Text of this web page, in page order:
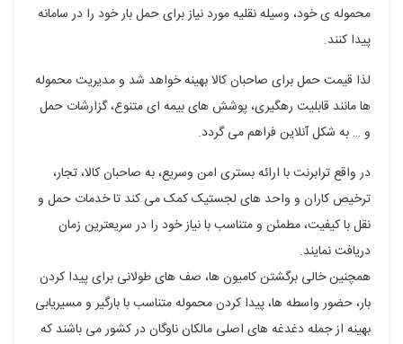
فیسبوکگوگل
پلاس
محموله ی خود، وسیله نقلیه مورد نیاز برای حمل بار خود را در سامانه
پیدا کنند.
لذا قیمت حمل برای صاحبان کالا بهینه خواهد شد و مدیریت محموله
ها مانند قابلیت رهگیری، پوشش های بیمه ای متنوع، گزارشات حمل
و … به شکل آنلاین فراهم می گردد.
در واقع ترابرنت با ارائه بستری امن وسریع، به صاحبان کالا، تجار،
ترخیص کاران و واحد های لجستیک کمک می کند تا خدمات حمل و
نقل با کیفیت، مطمئن و متناسب با نیاز خود را در سریعترین زمان
دریافت نمایند.
همچنین خالی برگشتن کامیون ها، صف های طولانی برای پیدا کردن
بار، حضور واسطه ها، پیدا کردن محموله متناسب با بارگیر و مسیریابی
بهینه از جمله دغدغه های اصلی مالکان ناوگان در کشور می باشند که